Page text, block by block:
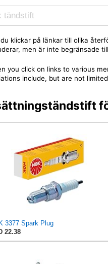
klickar på länkar till olika
men är inte begränsade
you click on links to various
include, but are not
3377 Spark Plug
22.38